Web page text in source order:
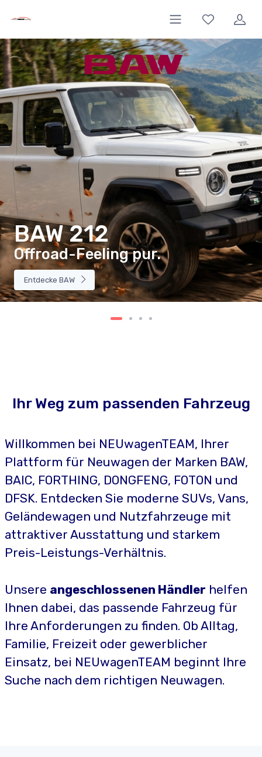
BAW 212
Offroad-Feeling pur.
Entdecke BAW
Ihr Weg zum passenden Fahrzeug
Willkommen bei NEUwagenTEAM, Ihrer
Plattform für Neuwagen der Marken BAW,
BAIC, FORTHING, DONGFENG, FOTON und
DFSK. Entdecken Sie moderne SUVs, Vans,
Geländewagen und Nutzfahrzeuge mit
attraktiver Ausstattung und starkem
Preis-Leistungs-Verhältnis.
Unsere angeschlossenen Händler helfen
Ihnen dabei, das passende Fahrzeug für
Ihre Anforderungen zu finden. Ob Alltag,
Familie, Freizeit oder gewerblicher
Einsatz, bei NEUwagenTEAM beginnt Ihre
Suche nach dem richtigen Neuwagen.